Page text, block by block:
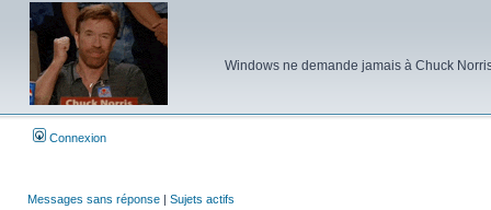
Windows ne demande jamais à Chuck
Connexion
Messages sans réponse | Sujets actifs